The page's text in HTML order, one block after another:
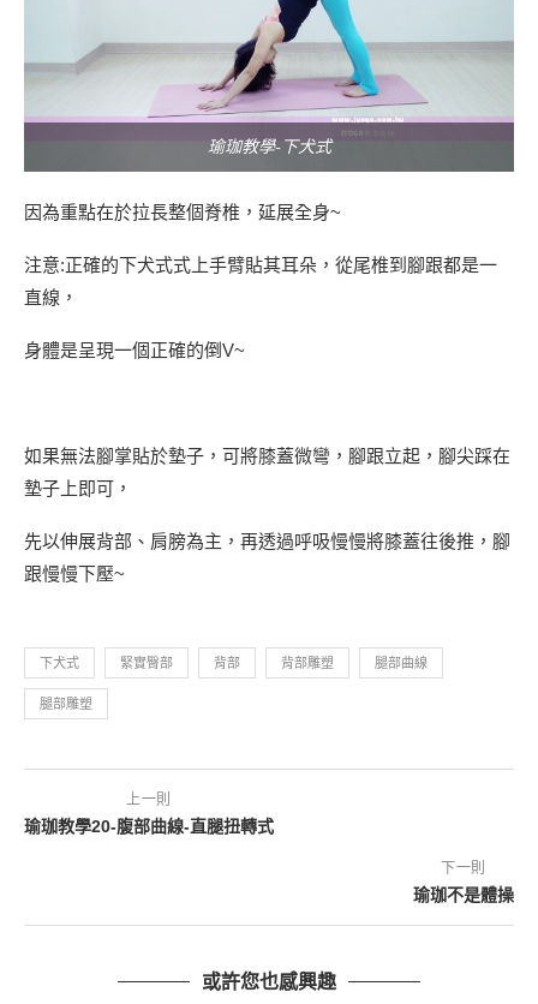
瑜珈教學-下犬式
因為重點在於拉長整個脊椎，延展全身~
注意:正確的下犬式式上手臂貼其耳朵，從尾椎到腳跟都是一
直線，
身體是呈現一個正確的倒V~
如果無法腳掌貼於墊子，可將膝蓋微彎，腳跟立起，腳尖踩在
墊子上即可，
先以伸展背部、肩膀為主，再透過呼吸慢慢將膝蓋往後推，腳
跟慢慢下壓~
下犬式 緊實臀部 背部 背部雕塑 腿部曲線
腿部雕塑
上一則
瑜珈教學20-腹部曲線-直腿扭轉式
下一則
瑜珈不是體操
或許您也感興趣